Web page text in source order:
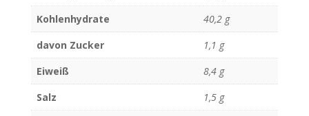
Kohlenhydrate
40,2 g
davon Zucker
1,1 g
Eiweiß
8,4 g
Salz
1,5 g